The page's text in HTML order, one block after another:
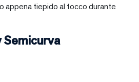
appena tiepido al tocco durante
Semicurva